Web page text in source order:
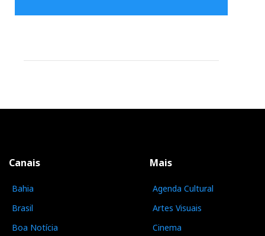
Canais
Bahia
Brasil
Boa Notícia
Mais
Agenda Cultural
Artes Visuais
Cinema